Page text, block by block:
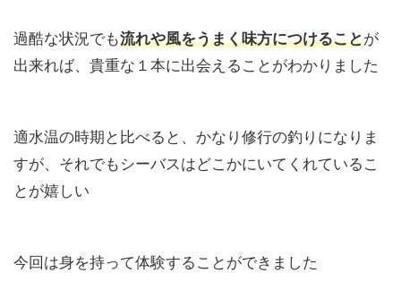
過酷な状況でも流れや風をうまく味方につけることが
出来れば、貴重な１本に出会えることがわかりました
適水温の時期と比べると、かなり修行の釣りになりま
すが、それでもシーバスはどこかにいてくれているこ
とが嬉しい
今回は身を持って体験することができました